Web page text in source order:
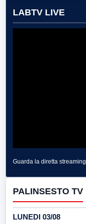
LABTV LIVE
Guarda la diretta streaming
PALINSESTO TV
LUNEDI 03/08